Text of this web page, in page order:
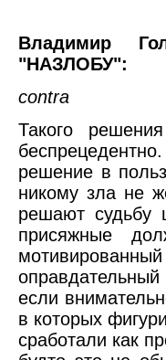
Владимир
"НАЗЛОБУ":
contra
Такого
решение в
никому зла не
решают судьбу
присяжные
если
в которых
сработали как